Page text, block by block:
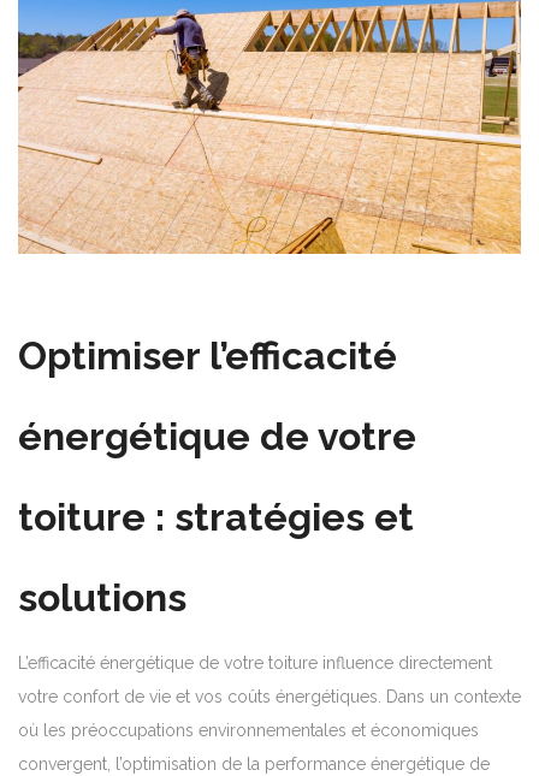
Optimiser l’efficacité
énergétique de votre
toiture : stratégies et
solutions
L’efficacité énergétique de votre toiture influence directement
votre confort de vie et vos coûts énergétiques. Dans un contexte
où les préoccupations environnementales et économiques
convergent, l’optimisation de la performance énergétique de